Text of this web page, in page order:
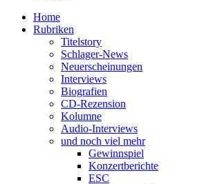
Home
Rubriken
Titelstory
Schlager-News
Neuerscheinungen
Interviews
Biografien
CD-Rezension
Kolumne
Audio-Interviews
und noch viel mehr
Gewinnspiel
Konzertberichte
ESC